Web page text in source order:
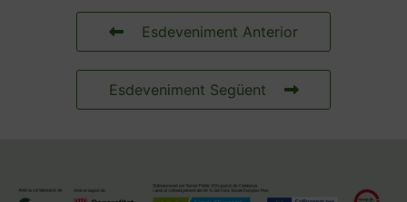
Esdeveniment Anterior
Esdeveniment Següent